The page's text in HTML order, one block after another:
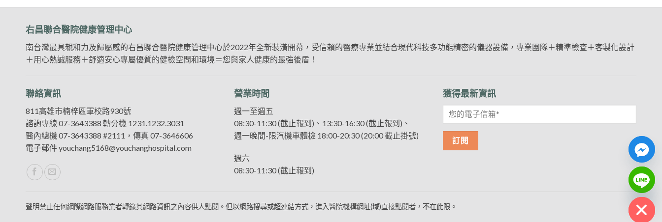
右昌聯合醫院健康管理中心
南台灣最具親和力及歸屬感的右昌聯合醫院健康管理中心於2022年全新裝潢開幕，受信賴的醫療專業並結合現代科技多功能精密的儀器設備，專業團隊＋精準檢查＋客製化設計
＋用心熱誠服務＋舒適安心專屬優質的健檢空間和環境＝您與家人健康的最強後盾！
聯絡資訊
811高雄市楠梓區軍校路930號
諮詢專線 07-3643388 轉分機 1231.1232.3031
醫內總機 07-3643388 #2111，傳真 07-3646606
電子郵件youchang5168@youchanghospital.com
營業時間
週一至週五
08:30-11:30 (截止報到)、13:30-16:30 (截止報到)、
週一晚間-限汽機車體檢 18:00-20:30 (20:00 截止掛號)
週六
08:30-11:30 (截止報到)
獲得最新資訊
聲明禁止任何網際網路服務業者轉錄其網路資訊之內容供人點閱。但以網路搜尋或超連結方式，進入醫院機構網址(域)直接點閱者，不在此限。
HIDE
CHATY